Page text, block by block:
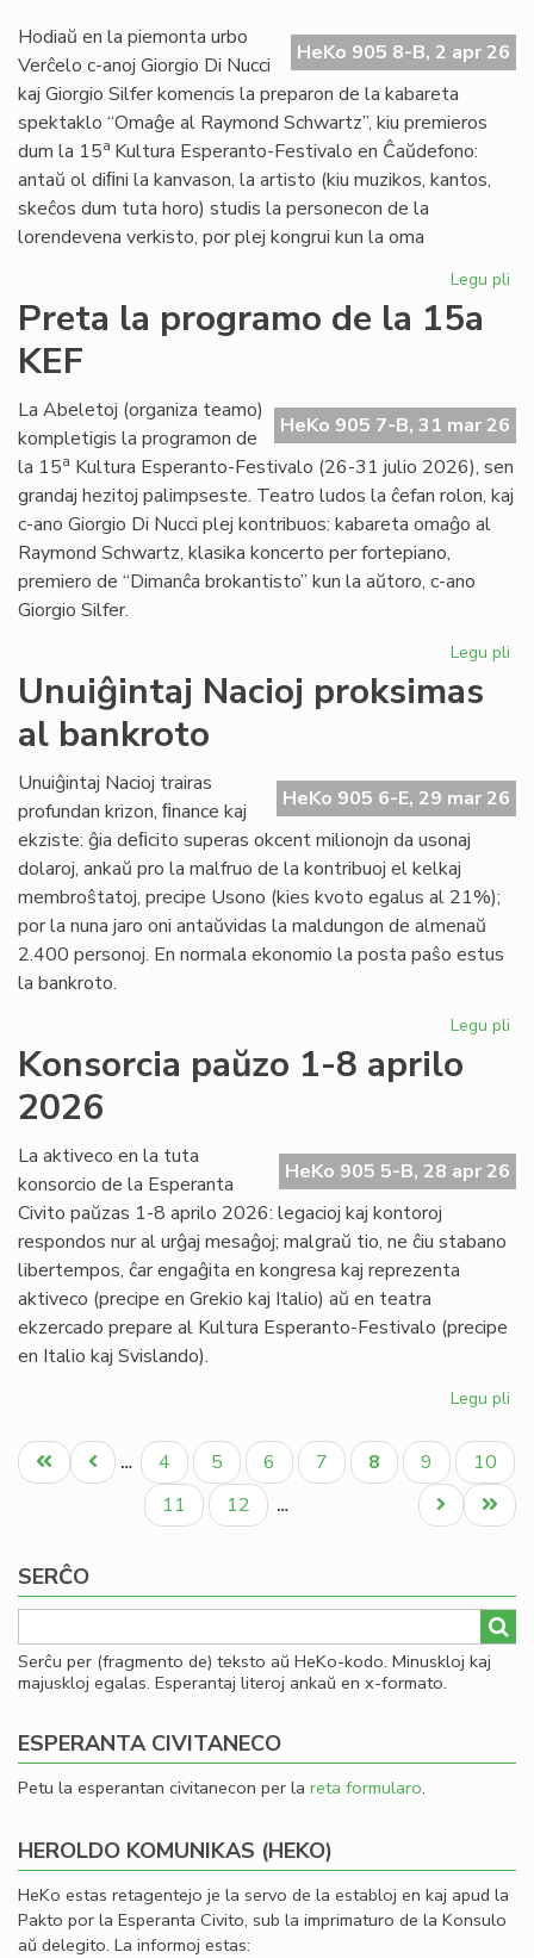
ne
HeKo 905 8-B, 2 apr 26
Hodiaŭ en la piemonta urbo
Verĉelo c-anoj Giorgio Di Nucci
kaj Giorgio Silfer komencis la preparon de la kabareta
spektaklo “Omaĝe al Raymond Schwartz”, kiu premieros
dum la 15a Kultura Esperanto-Festivalo en Ĉaŭdefono:
antaŭ ol diﬁni la kanvason, la artisto (kiu muzikos, kantos,
skeĉos dum tuta horo) studis la personecon de la
lorendevena verkisto, por plej kongrui kun la oma
Legu pli
de
Preta la programo de la 15a
KEF
HeKo 905 7-B, 31 mar 26
La Abeletoj (organiza teamo)
kompletigis la programon de
la 15a Kultura Esperanto-Festivalo (26-31 julio 2026), sen
grandaj hezitoj palimpseste. Teatro ludos la ĉefan rolon, kaj
c-ano Giorgio Di Nucci plej kontribuos: kabareta omaĝo al
Raymond Schwartz, klasika koncerto per fortepiano,
premiero de “Dimanĉa brokantisto” kun la aŭtoro, c-ano
Giorgio Silfer.
Legu pli
la
Unuiĝintaj Nacioj proksimas
al bankroto
HeKo 905 6-E, 29 mar 26
Unuiĝintaj Nacioj trairas
profundan krizon, ﬁnance kaj
ekziste: ĝia deﬁcito superas okcent milionojn da usonaj
dolaroj, ankaŭ pro la malfruo de la kontribuoj el kelkaj
membroŝtatoj, precipe Usono (kies kvoto egalus al 21%);
por la nuna jaro oni antaŭvidas la maldungon de almenaŭ
2.400 personoj. En normala ekonomio la posta paŝo estus
la bankroto.
Legu pli
Konsorcia paŭzo 1-8 aprilo
2026
HeKo 905 5-B, 28 apr 26
La aktiveco en la tuta
konsorcio de la Esperanta
Civito paŭzas 1-8 aprilo 2026: legacioj kaj kontoroj
respondos nur al urĝaj mesaĝoj; malgraŭ tio, ne ĉiu stabano
libertempos, ĉar engaĝita en kongresa kaj reprezenta
aktiveco (precipe en Grekio kaj Italio) aŭ en teatra
ekzercado prepare al Kultura Esperanto-Festivalo (precipe
en Italio kaj Svislando).
Legu pli
1-
8
Pagination
Unua
paĝo
Antaŭa
paĝo
… Paĝo
4 Paĝo
5 Paĝo
6 Paĝo
7
Aktuala
paĝo
8 Paĝo
9 Paĝo
10
Paĝo
11 Paĝo
12 …
Last
page
Next
page
SERĈO
Serĉu per (fragmento de) teksto aŭ HeKo-kodo. Minuskloj kaj
majuskloj egalas. Esperantaj literoj ankaŭ en x-formato.
ESPERANTA CIVITANECO
Petu la esperantan civitanecon per la reta formularo.
HEROLDO KOMUNIKAS (HEKO)
HeKo estas retagentejo je la servo de la establoj en kaj apud la
Pakto por la Esperanta Civito, sub la imprimaturo de la Konsulo
aŭ delegito. La informoj estas: